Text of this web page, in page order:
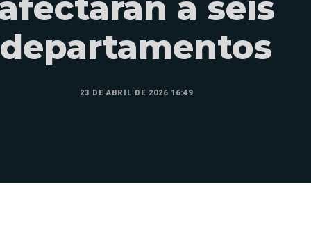
a seis
departamentos
23 DE ABRIL DE 2026 16:49